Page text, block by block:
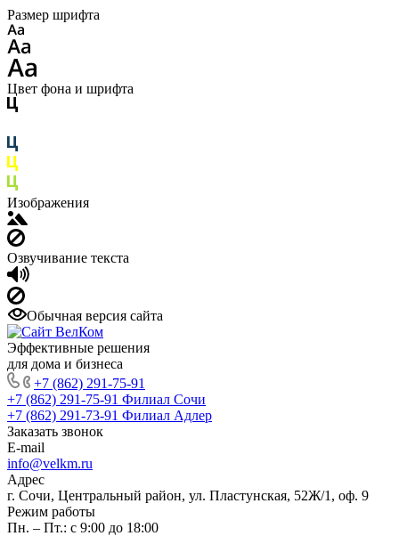
Размер шрифта
Цвет фона и шрифта
Изображения
Озвучивание текста
Обычная версия сайта
Эффективные решения
для дома и бизнеса
+7 (862) 291-75-91
+7 (862) 291-75-91 Филиал Сочи
+7 (862) 291-73-91 Филиал Адлер
Заказать звонок
E-mail
info@velkm.ru
Адрес
г. Сочи, Центральный район, ул. Пластунская, 52Ж/1, оф. 9
Режим работы
Пн. – Пт.: с 9:00 до 18:00